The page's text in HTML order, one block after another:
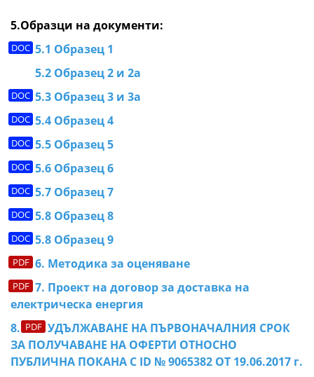
5.Образци на документи:
5.1 Образец 1
5.2 Образец 2 и 2а
5.3 Образец 3 и 3а
5.4 Образец 4
5.5 Образец 5
5.6 Образец 6
5.7 Образец 7
5.8 Образец 8
5.8 Образец 9
6. Методика за оценяване
7. Проект на договор за доставка на
електрическа енергия
8.
УДЪЛЖАВАНЕ НА ПЪРВОНАЧАЛНИЯ СРОК
ЗА ПОЛУЧАВАНЕ НА ОФЕРТИ ОТНОСНО
ПУБЛИЧНА ПОКАНА С ID № 9065382 ОТ 19.06.2017 г.